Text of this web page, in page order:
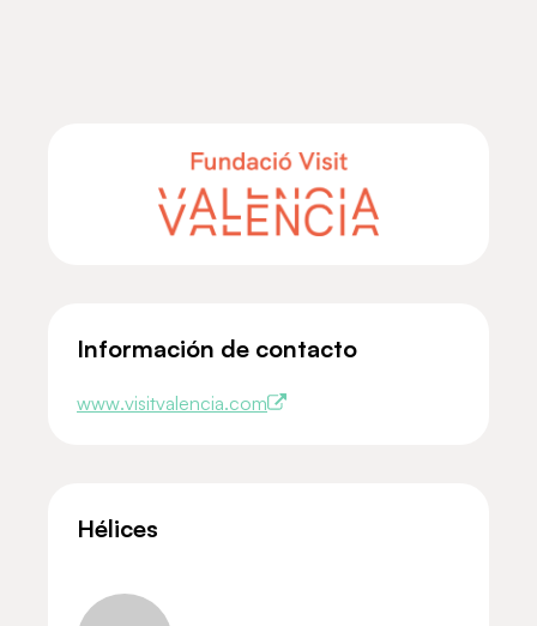
Información de contacto
www.visitvalencia.com
Hélices